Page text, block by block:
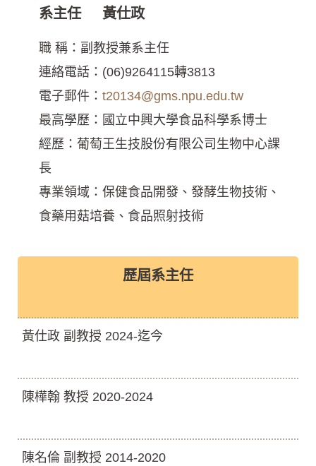
系主任 黃仕政
職 稱：副教授兼系主任
連絡電話：(06)9264115轉3813
電子郵件： t20134@gms.npu.edu.tw
最高學歷：國立中興大學食品科學系博士
經歷：葡萄王生技股份有限公司生物中心課
長
專業領域：保健食品開發、發酵生物技術、
食藥用菇培養、食品照射技術
歷屆系主任
黃仕政 副教授 2024-迄今
陳樺翰 教授 2020-2024
陳名倫 副教授 2014-2020